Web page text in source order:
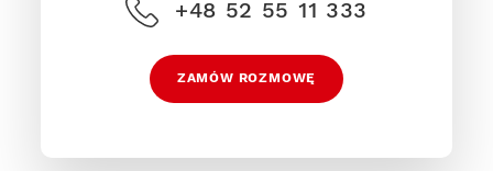
+48 52 55 11 333
ZAMÓW ROZMOWĘ